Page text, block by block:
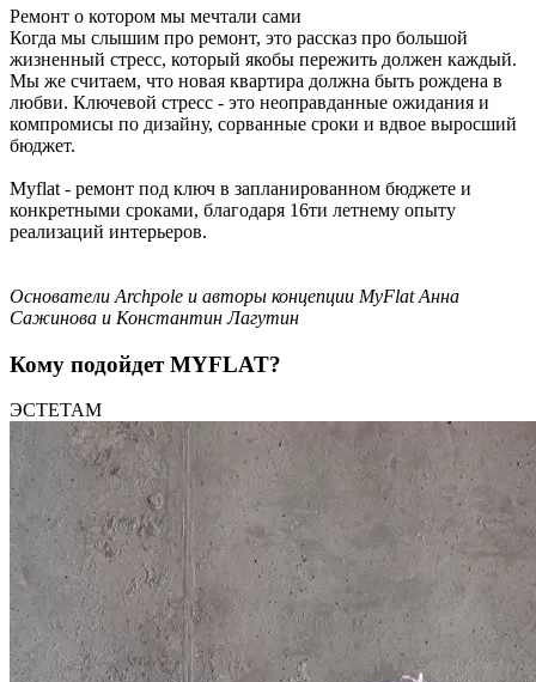
Ремонт о котором мы мечтали сами
Когда мы слышим про ремонт, это рассказ про большой
жизненный стресс, который якобы пережить должен каждый.
Мы же считаем, что новая квартира должна быть рождена в
любви. Ключевой стресс - это неоправданные ожидания и
компромисы по дизайну, сорванные сроки и вдвое выросший
бюджет.
Myflat - ремонт под ключ в запланированном бюджете и
конкретными сроками, благодаря 16ти летнему опыту
реализаций интерьеров.
Основатели Archpole и авторы концепции MyFlat Анна
Сажинова и Константин Лагутин
Кому подойдет MYFLAT?
ЭСТЕТАМ